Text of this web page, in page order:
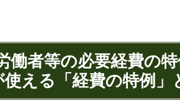
者等の必要経費の
える「経費の特例